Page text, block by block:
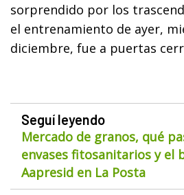
sorprendido por los
el entrenamiento de ayer,
diciembre, fue a puertas
Seguí leyendo
Mercado de granos, qué
envases fitosanitarios y el
Aapresid en La Posta